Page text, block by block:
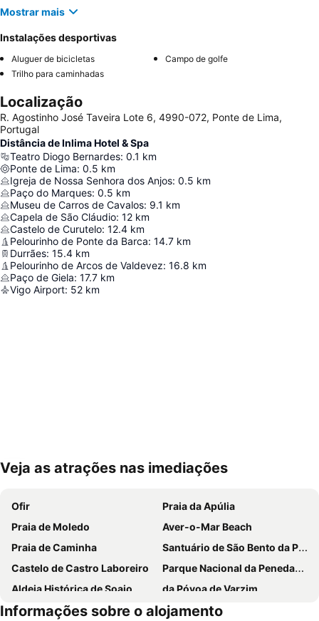
Mostrar mais
Instalações desportivas
Aluguer de bicicletas
Campo de golfe
Trilho para caminhadas
Localização
R. Agostinho José Taveira Lote 6, 4990-072, Ponte de Lima,
Portugal
Distância de Inlima Hotel & Spa
Teatro Diogo Bernardes: 0.1 km
Ponte de Lima: 0.5 km
Igreja de Nossa Senhora dos Anjos: 0.5 km
Paço do Marques: 0.5 km
Museu de Carros de Cavalos: 9.1 km
Capela de São Cláudio: 12 km
Castelo de Curutelo: 12.4 km
Pelourinho de Ponte da Barca: 14.7 km
Durrães: 15.4 km
Pelourinho de Arcos de Valdevez: 16.8 km
Paço de Giela: 17.7 km
Vigo Airport: 52 km
Ampliar mapa
Veja as atrações nas imediações
Ofir
Praia da Apúlia
Praia de Moledo
Aver-o-Mar Beach
Praia de Caminha
Santuário de São Bento da Porta Aberta
Castelo de Castro Laboreiro
Parque Nacional da Peneda-Gerês
Aldeia Histórica de Soajo
da Póvoa de Varzim
Praia Fluvial de Vilar da Veiga
Vila Praia de Âncora
Informações sobre o alojamento